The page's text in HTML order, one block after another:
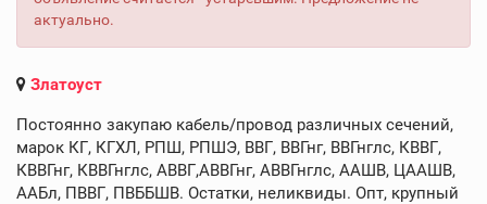
актуально.
Златоуст
Постоянно закупаю кабель/провод различных сечений,
марок КГ, КГХЛ, РПШ, РПШЭ, ВВГ, ВВГнг, ВВГнглс, КВВГ,
КВВГнг, КВВГнглс, АВВГ,АВВГнг, АВВГнглс, ААШВ, ЦААШВ,
ААБл, ПВВГ, ПВББШВ. Остатки, неликвиды. Опт, крупный